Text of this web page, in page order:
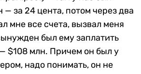
— за 24 цента, потом через два
мне все счета, вызвал меня
был ему заплатить
$108 млн. Причем он был у
надо понимать, он не